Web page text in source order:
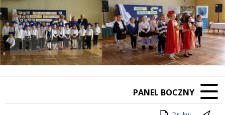
Poprzedni Element
Następny Element
❚❚
PANEL BOCZNY